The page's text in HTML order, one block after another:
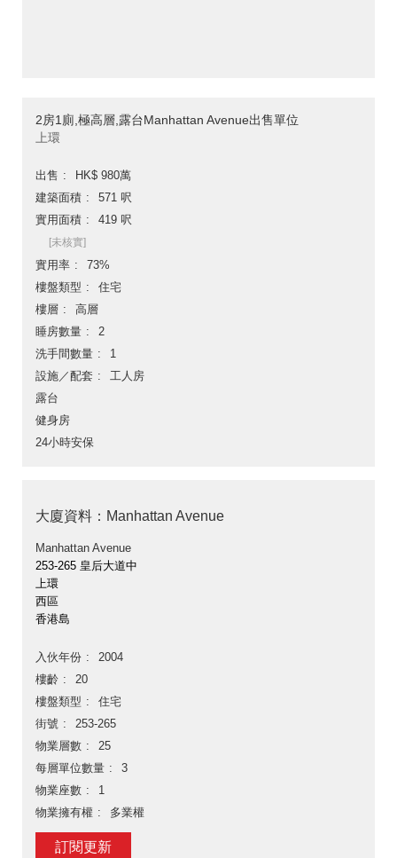
2房1廁,極高層,露台Manhattan Avenue出售單位
上環
出售
HK$ 980萬
建築面積
571 呎
實用面積
419 呎
[未核實]
實用率
73%
樓盤類型
住宅
樓層
高層
睡房數量
2
洗手間數量
1
設施／配套
工人房
露台
健身房
24小時安保
大廈資料：Manhattan Avenue
Manhattan Avenue
253-265 皇后大道中
上環
西區
香港島
入伙年份
2004
樓齡
20
樓盤類型
住宅
街號
253-265
物業層數
25
每層單位數量
3
物業座數
1
物業擁有權
多業權
訂閱更新